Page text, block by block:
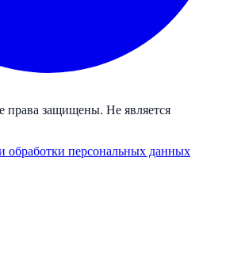
права защищены. Не является
обработки персональных данных